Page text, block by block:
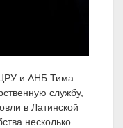
ЦРУ и АНБ Тима
службу,
в Латинской
несколько